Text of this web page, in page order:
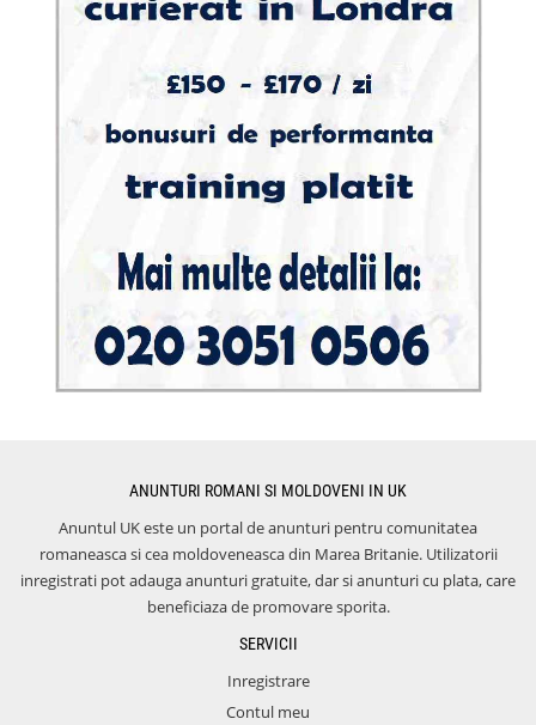
ANUNTURI ROMANI SI MOLDOVENI IN UK
Anuntul UK este un portal de anunturi pentru comunitatea
romaneasca si cea moldoveneasca din Marea Britanie. Utilizatorii
inregistrati pot adauga anunturi gratuite, dar si anunturi cu plata, care
beneficiaza de promovare sporita.
SERVICII
Inregistrare
Contul meu